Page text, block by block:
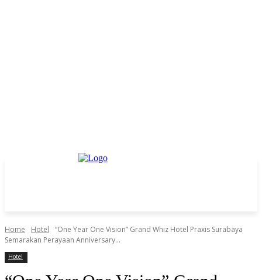
Home Hotel
“One Year One Vision” Grand Whiz Hotel Praxis Surabaya
Semarakan Perayaan Anniversary...
Hotel